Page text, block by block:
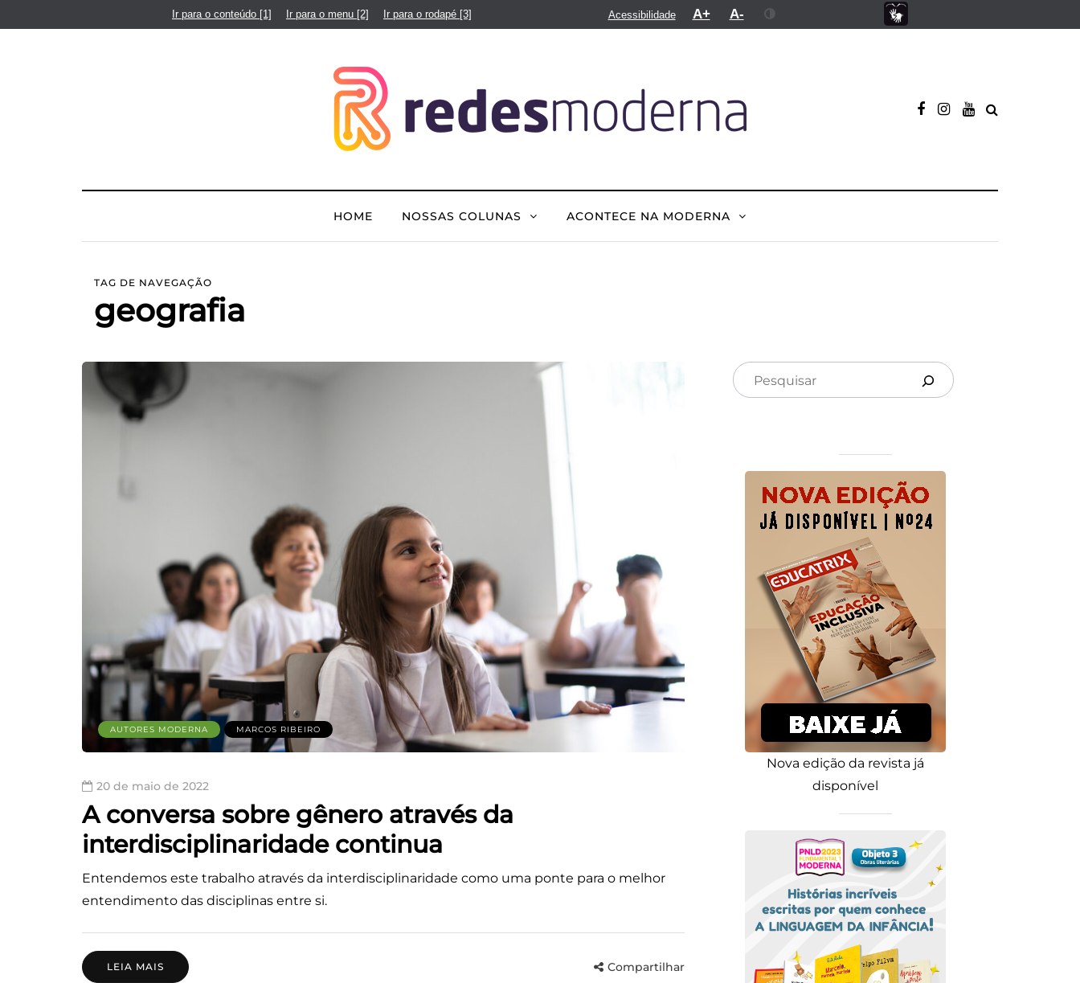
Ir para o conteúdo [1] Ir para o menu [2] Ir para o rodapé [3] Acessibilidade A+ A-
HOME NOSSAS COLUNAS ACONTECE NA MODERNA
TAG DE NAVEGAÇÃO
geografia
AUTORES MODERNA MARCOS RIBEIRO
20 de maio de 2022
A conversa sobre gênero através da
interdisciplinaridade continua
Entendemos este trabalho através da interdisciplinaridade como uma ponte para o melhor
entendimento das disciplinas entre si.
LEIA MAIS Compartilhar
Nova edição da revista já
disponível